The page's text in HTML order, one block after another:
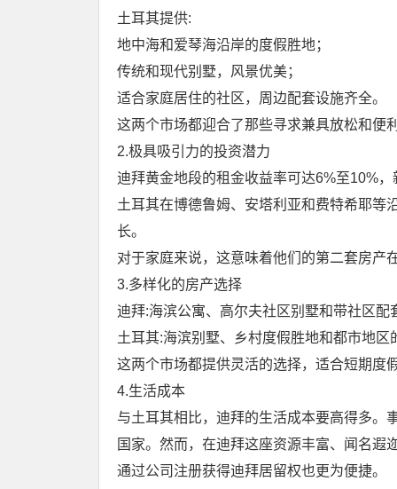
土耳其提供:
地中海和爱琴海沿岸的度假胜地；
传统和现代别墅，风景优美；
适合家庭居住的社区，周边配套设施齐全。
这两个市场都迎合了那些寻求兼具放松和便
2.极具吸引力的投资潜力
迪拜黄金地段的租金收益率可达6%至10%
土耳其在博德鲁姆、安塔利亚和费特希耶等
长。
对于家庭来说，这意味着他们的第二套房产
3.多样化的房产选择
迪拜:海滨公寓、高尔夫社区别墅和带社区配
土耳其:海滨别墅、乡村度假胜地和都市地区
这两个市场都提供灵活的选择，适合短期度
4.生活成本
与土耳其相比，迪拜的生活成本要高得多。
国家。然而，在迪拜这座资源丰富、闻名遐
通过公司注册获得迪拜居留权也更为便捷。